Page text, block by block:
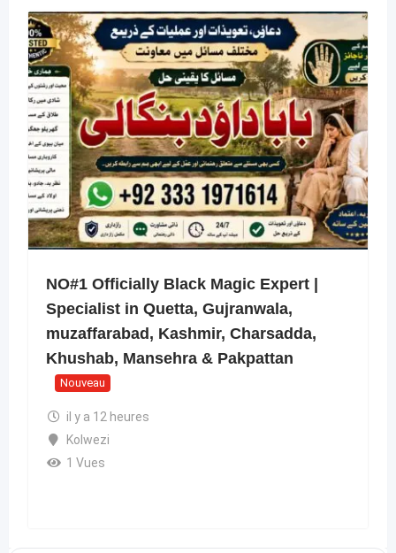
NO#1 Officially Black Magic Expert |
Specialist in Quetta, Gujranwala,
muzaffarabad, Kashmir, Charsadda,
Khushab, Mansehra & Pakpattan
Nouveau
il y a 12 heures
Kolwezi
1 Vues